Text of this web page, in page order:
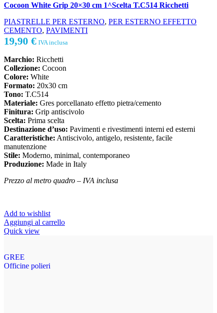
Cocoon White Grip 20×30 cm 1^Scelta T.C514 Ricchetti
PIASTRELLE PER ESTERNO, PER ESTERNO EFFETTO
CEMENTO, PAVIMENTI
19,90 € IVA inclusa
Marchio: Ricchetti
Collezione: Cocoon
Colore: White
Formato: 20x30 cm
Tono: T.C514
Materiale: Gres porcellanato effetto pietra/cemento
Finitura: Grip antiscivolo
Scelta: Prima scelta
Destinazione d’uso: Pavimenti e rivestimenti interni ed esterni
Caratteristiche: Antiscivolo, antigelo, resistente, facile
manutenzione
Stile: Moderno, minimal, contemporaneo
Produzione: Made in Italy
Prezzo al metro quadro – IVA inclusa
Add to wishlist
Aggiungi al carrello
Quick view
GREE
Officine polieri